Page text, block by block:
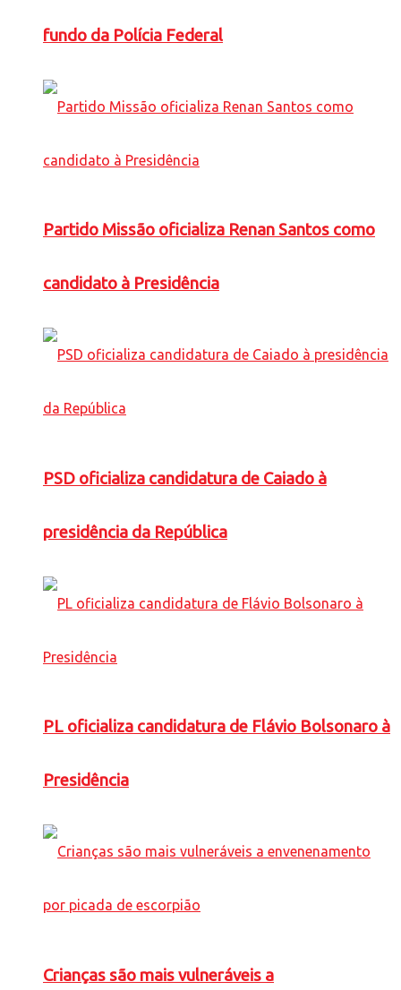
fundo da Polícia Federal
Partido Missão oficializa Renan Santos como
candidato à Presidência
PSD oficializa candidatura de Caiado à
presidência da República
PL oficializa candidatura de Flávio Bolsonaro à
Presidência
Crianças são mais vulneráveis a